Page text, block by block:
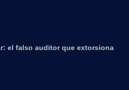
el falso auditor que extorsiona